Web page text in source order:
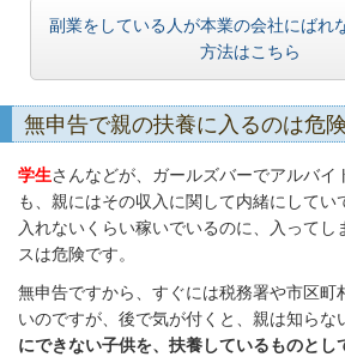
副業をしている人が本業の会社にばれ
方法はこちら
無申告で親の扶養に入るのは危険
学生さんなどが、ガールズバーでアルバイ
も、親にはその収入に関して内緒にしてい
入れないくらい稼いでいるのに、入ってし
スは危険です。
無申告ですから、すぐには税務署や市区町
いのですが、後で気が付くと、親は知らな
にできない子供を、扶養しているものとし